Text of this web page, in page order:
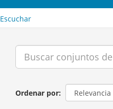
n
tEscuchar
Ordenar por